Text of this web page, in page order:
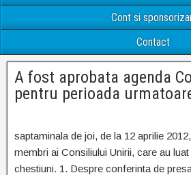
Cont si
Contact
A fost aprobata agenda
pentru perioada
saptaminala de joi, de la 12 aprilie
membri ai Consiliului Unirii, care au
chestiuni. 1. Despre conferinta de